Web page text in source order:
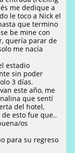
me dedique a
le toco a Nick el
que termino
be mine con
quería parar de
me nacía
estadio
sin poder
3 días.
este año, me
que sentí
del hotel,
esto fue que..
os
para su regreso